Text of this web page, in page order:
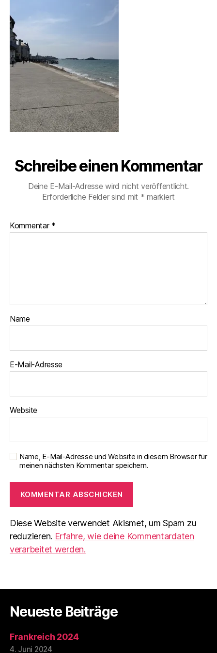
Schreibe einen Kommentar
Deine E-Mail-Adresse wird nicht veröffentlicht.
Erforderliche Felder sind mit * markiert
Kommentar *
Name
E-Mail-Adresse
Website
Name, E-Mail-Adresse und Website in diesem Browser für
meinen nächsten Kommentar speichern.
Diese Website verwendet Akismet, um Spam zu
reduzieren. Erfahre, wie deine Kommentardaten
verarbeitet werden.
Neueste Beiträge
Frankreich 2024
4. Juni 2024